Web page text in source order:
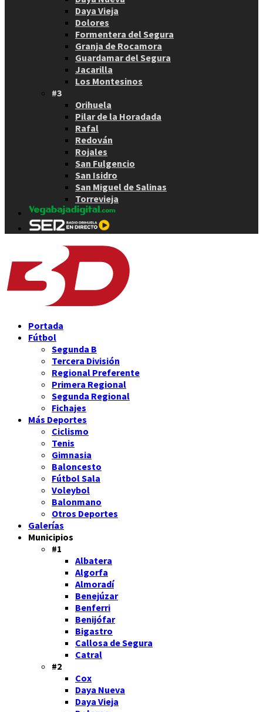
Daya Vieja
Dolores
Formentera del Segura
Granja de Rocamora
Guardamar del Segura
Jacarilla
Los Montesinos
#3
Orihuela
Pilar de la Horadada
Rafal
Redován
Rojales
San Fulgencio
San Isidro
San Miguel de Salinas
Torrevieja
Portada
Fútbol
Segunda B
Tercera División
Regional Preferente
Primera Regional
Segunda Regional
Fichajes
Más Deportes
Ciclismo
Tenis
Gimnasia
Baloncesto
Fútbol Sala
Voleybol
Balonmano
Otros Deportes
Galerías
Municipios
#1
Albatera
Algorfa
Almoradí
Benejúzar
Benferri
Benijófar
Bigastro
Callosa de Segura
Catral
#2
Cox
Daya Nueva
Daya Vieja